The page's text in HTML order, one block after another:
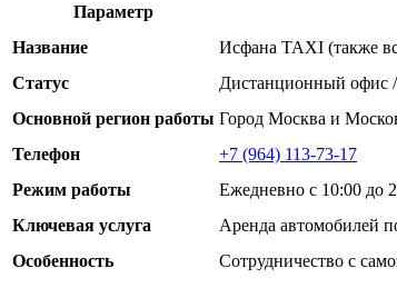
Параметр
Название
Исфана TAXI (также
Статус
Дистанционный офис
Основной регион работы Город Москва и
Телефон
+7 (964) 113-73-17
Режим работы
Ежедневно с 10:00 до
Ключевая услуга
Аренда автомобилей
Особенность
Сотрудничество с